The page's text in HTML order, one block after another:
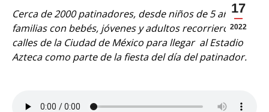
17
2022
Cerca de 2000 patinadores, desde niños de 5 años,
familias con bebés, jóvenes y adultos recorrieron las
calles de la Ciudad de México para llegar al Estadio
Azteca como parte de la fiesta del día del patinador.